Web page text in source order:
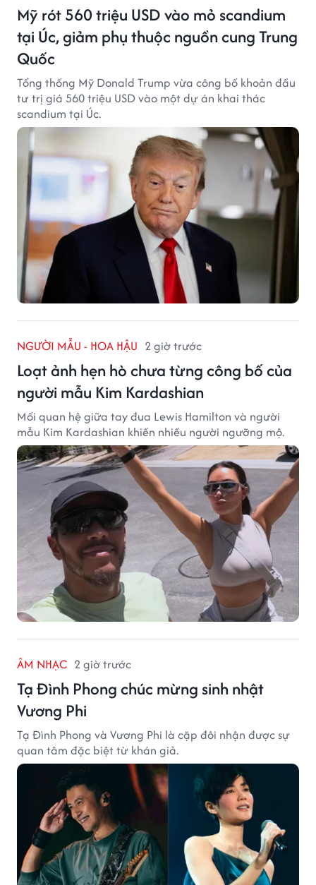
Mỹ rót 560 triệu USD vào mỏ scandium
tại Úc, giảm phụ thuộc nguồn cung Trung
Quốc
Tổng thống Mỹ Donald Trump vừa công bố khoản đầu
tư trị giá 560 triệu USD vào một dự án khai thác
scandium tại Úc.
NGƯỜI MẪU - HOA HẬU 2 giờ trước
Loạt ảnh hẹn hò chưa từng công bố của
người mẫu Kim Kardashian
Mối quan hệ giữa tay đua Lewis Hamilton và người
mẫu Kim Kardashian khiến nhiều người ngưỡng mộ.
ÂM NHẠC 2 giờ trước
Tạ Đình Phong chúc mừng sinh nhật
Vương Phi
Tạ Đình Phong và Vương Phi là cặp đôi nhận được sự
quan tâm đặc biệt từ khán giả.